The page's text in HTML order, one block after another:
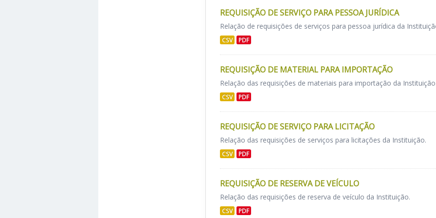
REQUISIÇÃO DE SERVIÇO PARA PESSOA JURÍDICA
Relação de requisições de serviços para pessoa jurídica da
CSV PDF
REQUISIÇÃO DE MATERIAL PARA IMPORTAÇÃO
Relação das requisições de materiais para importação da
CSV PDF
REQUISIÇÃO DE SERVIÇO PARA LICITAÇÃO
Relação das requisições de serviços para licitações da Instituição.
CSV PDF
REQUISIÇÃO DE RESERVA DE VEÍCULO
Relação das requisições de reserva de veículo da Instituição.
CSV PDF